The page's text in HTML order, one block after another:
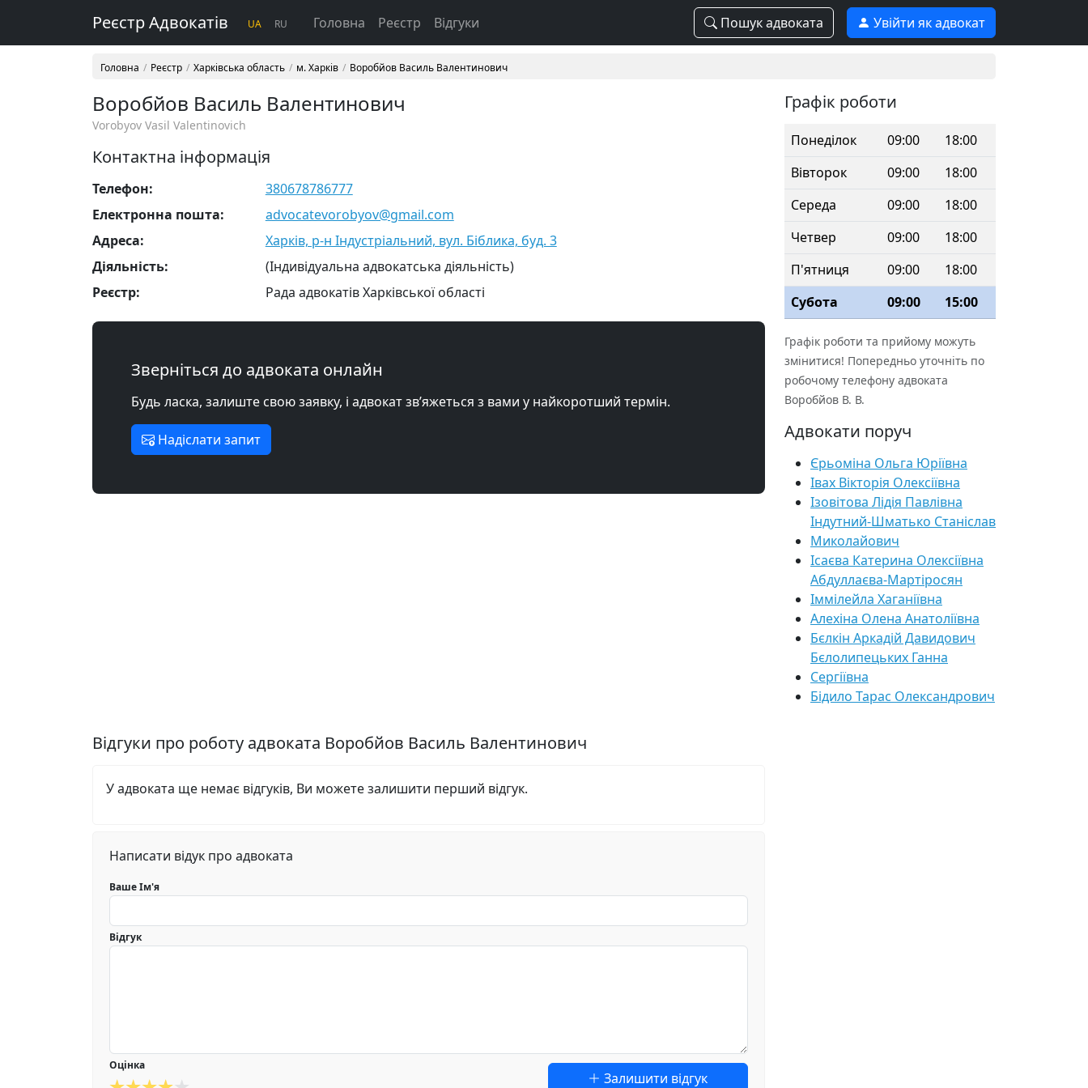
Реєстр Адвокатів UA RU Головна Реєстр Відгуки Пошук адвоката Увійти як адвокат
Головна Реєстр Харківська область м. Харків Воробйов Василь Валентинович
Воробйов Василь Валентинович
Vorobyov Vasil Valentinovich
Контактна інформація
Телефон:
380678786777
Електронна пошта:
advocatevorobyov@gmail.com
Адреса:
Харків, р-н Індустріальний, вул. Біблика, буд. 3
Діяльність:
(Індивідуальна адвокатська діяльність)
Реєстр:
Рада адвокатів Харківської області
Зверніться до адвоката онлайн
Будь ласка, залиште свою заявку, і адвокат зв’яжеться з вами у найкоротший термін.
Надіслати запит
Відгуки про роботу адвоката Воробйов Василь Валентинович
У адвоката ще немає відгуків, Ви можете залишити перший відгук.
Написати відук про адвоката
Ваше Ім'я
Відгук
Оцінка
Залишити відгук
Графік роботи
Понеділок 09:00
18:00
Вівторок
09:00
18:00
Середа
09:00
18:00
Четвер
09:00
18:00
П'ятниця
09:00
18:00
Субота
09:00 15:00
Графік роботи та прийому можуть
змінитися! Попередньо уточніть по
робочому телефону адвоката
Воробйов В. В.
Адвокати поруч
Єрьоміна Ольга Юріївна
Івах Вікторія Олексіївна
Ізовітова Лідія Павлівна
Індутний-Шматько Станіслав
Миколайович
Ісаєва Катерина Олексіївна
Абдуллаєва-Мартіросян
Іммілейла Хаганіївна
Алехіна Олена Анатоліївна
Бєлкін Аркадій Давидович
Бєлолипецьких Ганна
Сергіївна
Бідило Тарас Олександрович